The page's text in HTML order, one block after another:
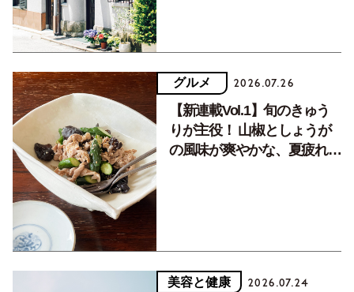
グルメ 2026.07.26
【新連載Vol.1】旬のきゅう
りが主役！ 山椒としょうが
の風味が爽やかな、夏疲れを
美容と健康 2026.07.24